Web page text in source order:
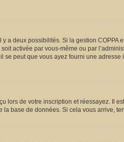
a deux possibilités. Si la gestion
activée par vous-même ou par
se peut que vous ayez fourni une
lors de votre inscription et réessayez. Il
base de données. Si cela vous arrive,